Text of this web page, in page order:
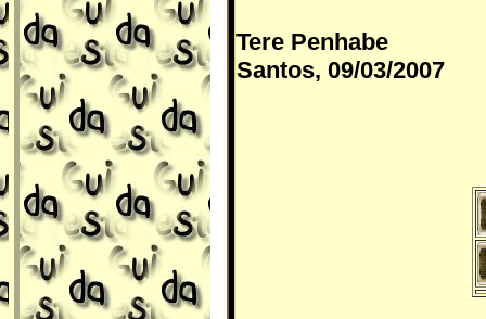
Tere Penhabe
Santos, 09/03/2007